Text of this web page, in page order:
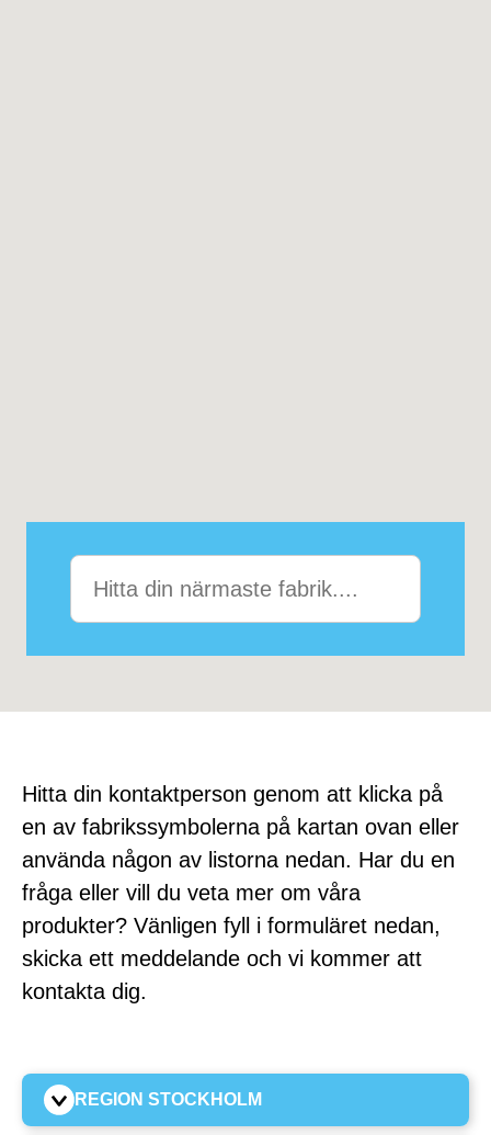
Hitta din kontaktperson genom att klicka på
en av fabrikssymbolerna på kartan ovan eller
använda någon av listorna nedan. Har du en
fråga eller vill du veta mer om våra
produkter? Vänligen fyll i formuläret nedan,
skicka ett meddelande och vi kommer att
kontakta dig.
REGION STOCKHOLM